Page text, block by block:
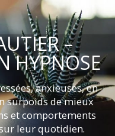
–
HYPNOSE
anxieuses, en
surpoids de mieux
et comportements
leur quotidien.